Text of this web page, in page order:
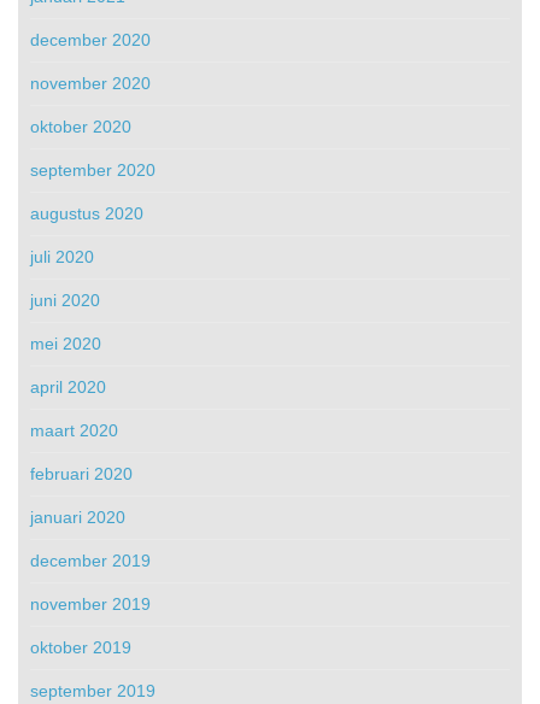
december 2020
november 2020
oktober 2020
september 2020
augustus 2020
juli 2020
juni 2020
mei 2020
april 2020
maart 2020
februari 2020
januari 2020
december 2019
november 2019
oktober 2019
september 2019